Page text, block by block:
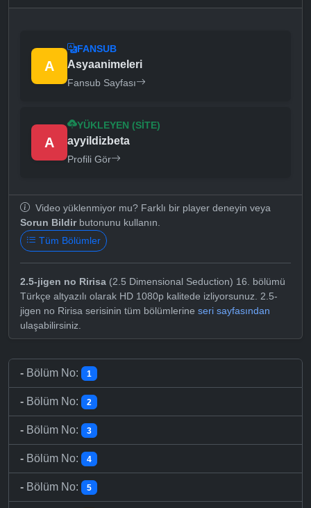
A
FANSUB
Asyaanimeleri
Fansub Sayfası
A
YÜKLEYEN (SITE)
ayyildizbeta
Profili Gör
Video yüklenmiyor mu? Farklı bir player deneyin veya
Sorun Bildirbutonunu kullanın.
Tüm Bölümler
2.5-jigen no Ririsa (2.5 Dimensional Seduction) 16. bölümü
Türkçe altyazılı olarak HD 1080p kalitede izliyorsunuz. 2.5-
jigen no Ririsa serisinin tüm bölümlerine seri sayfasından
ulaşabilirsiniz.
- Bölüm No: 1
- Bölüm No: 2
- Bölüm No: 3
- Bölüm No: 4
- Bölüm No: 5